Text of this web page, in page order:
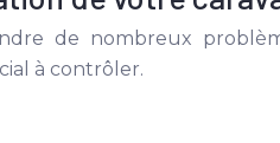
de nombreux
à contrôler.